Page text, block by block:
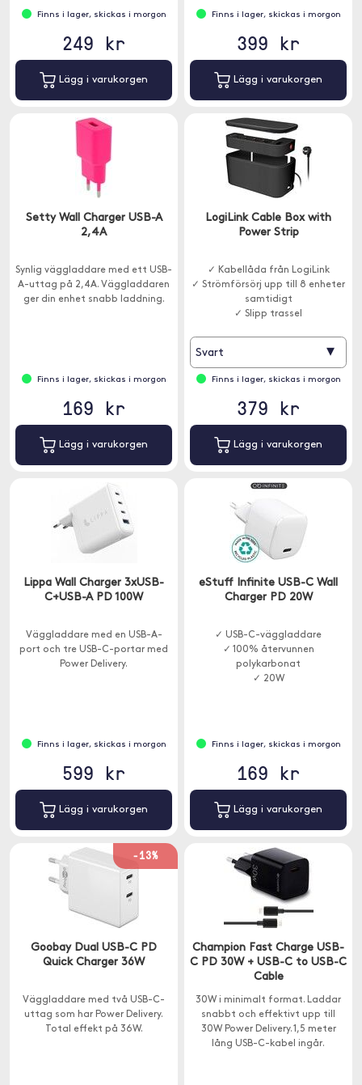
Finns i lager, skickas i morgon
249 kr
Lägg i varukorgen
Finns i lager, skickas i morgon
399 kr
Lägg i varukorgen
Setty Wall Charger USB-A
2,4A
Synlig väggladdare med ett USB-
A-uttag på 2,4A. Väggladdaren
ger din enhet snabb laddning.
Finns i lager, skickas i morgon
169 kr
Lägg i varukorgen
LogiLink Cable Box with
Power Strip
✓ Kabellåda från LogiLink
✓ Strömförsörj upp till 8 enheter
samtidigt
✓ Slipp trassel
Svart ▾
Finns i lager, skickas i morgon
379 kr
Lägg i varukorgen
Lippa Wall Charger 3xUSB-
C+USB-A PD 100W
Väggladdare med en USB-A-
port och tre USB-C-portar med
Power Delivery.
Finns i lager, skickas i morgon
599 kr
Lägg i varukorgen
eStuff Infinite USB-C Wall
Charger PD 20W
✓ USB-C-väggladdare
✓ 100% återvunnen
polykarbonat
✓ 20W
Finns i lager, skickas i morgon
169 kr
Lägg i varukorgen
-13%
Goobay Dual USB-C PD
Quick Charger 36W
Väggladdare med två USB-C-
uttag som har Power Delivery.
Total effekt på 36W.
Champion Fast Charge USB-
C PD 30W + USB-C to USB-C
Cable
30W i minimalt format. Laddar
snabbt och effektivt upp till
30W Power Delivery. 1,5 meter
lång USB-C-kabel ingår.